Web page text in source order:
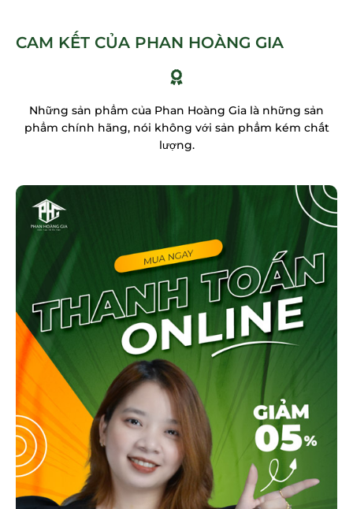
CAM KẾT CỦA PHAN HOÀNG GIA
Những sản phẩm của Phan Hoàng Gia là những sản
phẩm chính hãng, nói không với sản phẩm kém chất
lượng.